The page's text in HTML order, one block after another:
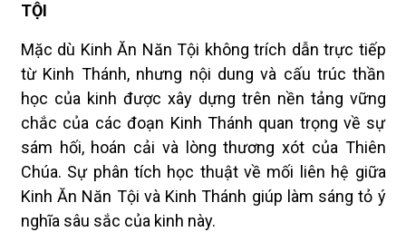
TỘI
Mặc dù Kinh Ăn Năn Tội không trích dẫn trực tiếp
từ Kinh Thánh, nhưng nội dung và cấu trúc thần
học của kinh được xây dựng trên nền tảng vững
chắc của các đoạn Kinh Thánh quan trọng về sự
sám hối, hoán cải và lòng thương xót của Thiên
Chúa. Sự phân tích học thuật về mối liên hệ giữa
Kinh Ăn Năn Tội và Kinh Thánh giúp làm sáng tỏ ý
nghĩa sâu sắc của kinh này.